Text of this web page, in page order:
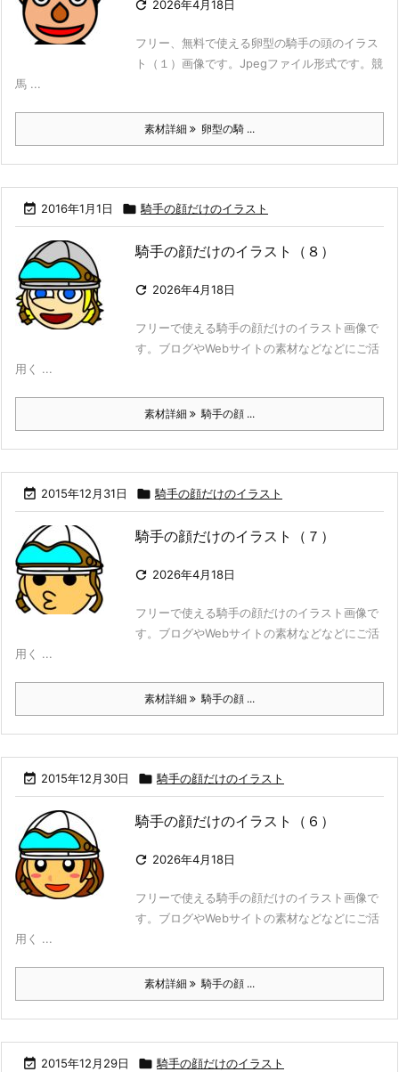
 2026年4月18日
フリー、無料で使える卵型の騎手の頭のイラス
ト（１）画像です。Jpegファイル形式です。競
馬 ...
素材詳細 卵型の騎 ...
 2016年1月1日  騎手の顔だけのイラスト
騎手の顔だけのイラスト（８）
 2026年4月18日
フリーで使える騎手の顔だけのイラスト画像で
す。ブログやWebサイトの素材などなどにご活
用く ...
素材詳細 騎手の顔 ...
 2015年12月31日  騎手の顔だけのイラスト
騎手の顔だけのイラスト（７）
 2026年4月18日
フリーで使える騎手の顔だけのイラスト画像で
す。ブログやWebサイトの素材などなどにご活
用く ...
素材詳細 騎手の顔 ...
 2015年12月30日  騎手の顔だけのイラスト
騎手の顔だけのイラスト（６）
 2026年4月18日
フリーで使える騎手の顔だけのイラスト画像で
す。ブログやWebサイトの素材などなどにご活
用く ...
素材詳細 騎手の顔 ...
 2015年12月29日  騎手の顔だけのイラスト